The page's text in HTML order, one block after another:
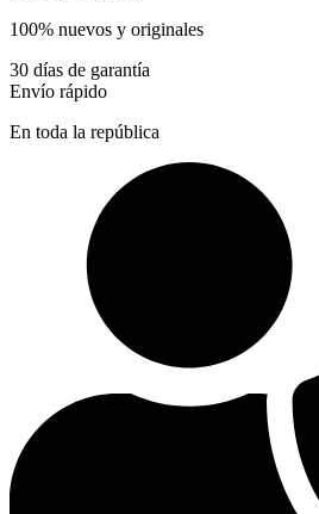
100% nuevos y originales
30 días de garantía
Envío rápido
En toda la república